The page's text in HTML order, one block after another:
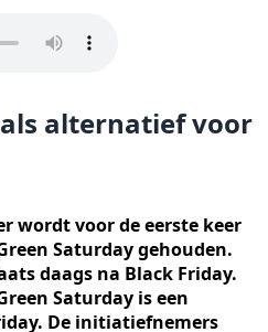
alternatief voor
wordt voor de eerste keer
Saturday gehouden.
daags na Black Friday.
Saturday is een
De initiatiefnemers